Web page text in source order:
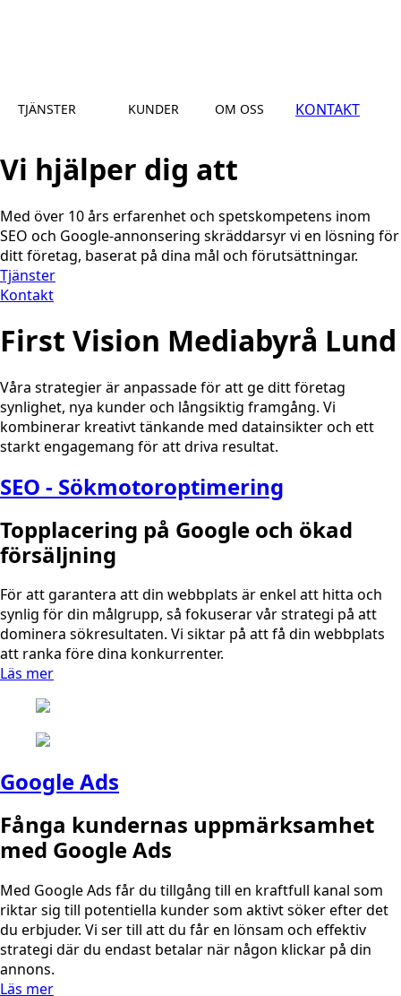
TJÄNSTER KUNDER OM OSS KONTAKT
Vi hjälper dig att
Med över 10 års erfarenhet och spetskompetens inom
SEO och Google-annonsering skräddarsyr vi en lösning för
ditt företag, baserat på dina mål och förutsättningar.
Tjänster
Kontakt
First Vision Mediabyrå Lund
Våra strategier är anpassade för att ge ditt företag
synlighet, nya kunder och långsiktig framgång. Vi
kombinerar kreativt tänkande med datainsikter och ett
starkt engagemang för att driva resultat.
SEO - Sökmotoroptimering
Topplacering på Google och ökad
försäljning
För att garantera att din webbplats är enkel att hitta och
synlig för din målgrupp, så fokuserar vår strategi på att
dominera sökresultaten. Vi siktar på att få din webbplats
att ranka före dina konkurrenter.
Läs mer
Google Ads
Fånga kundernas uppmärksamhet
med Google Ads
Med Google Ads får du tillgång till en kraftfull kanal som
riktar sig till potentiella kunder som aktivt söker efter det
du erbjuder. Vi ser till att du får en lönsam och effektiv
strategi där du endast betalar när någon klickar på din
annons.
Läs mer